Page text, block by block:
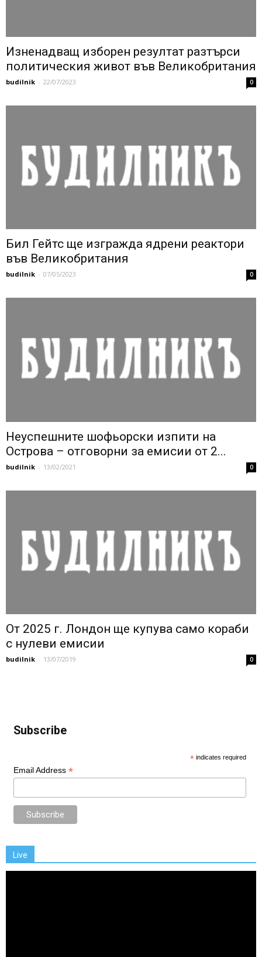
Изненадващ изборен резултат разтърси
политическия живот във Великобритания
budilnik - 22/07/2023 0
Бил Гейтс ще изгражда ядрени реактори
във Великобритания
budilnik - 07/05/2023 0
Неуспешните шофьорски изпити на
Острова – отговорни за емисии от 2...
budilnik - 13/02/2021 0
От 2025 г. Лондон ще купува само кораби
с нулеви емисии
budilnik - 13/07/2019 0
Subscribe
* indicates required
Email Address *
Live